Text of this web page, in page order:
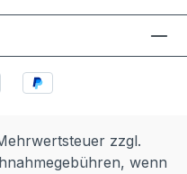
zzgl.
wenn